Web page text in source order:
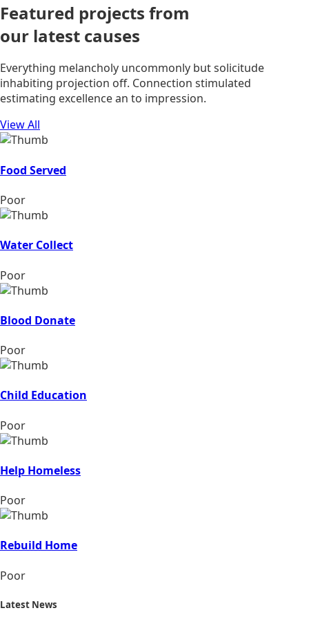
Featured projects from
our latest causes
Everything melancholy uncommonly but solicitude
inhabiting projection off. Connection stimulated
estimating excellence an to impression.
View All
Food Served
Poor
Water Collect
Poor
Blood Donate
Poor
Child Education
Poor
Help Homeless
Poor
Rebuild Home
Poor
Latest News